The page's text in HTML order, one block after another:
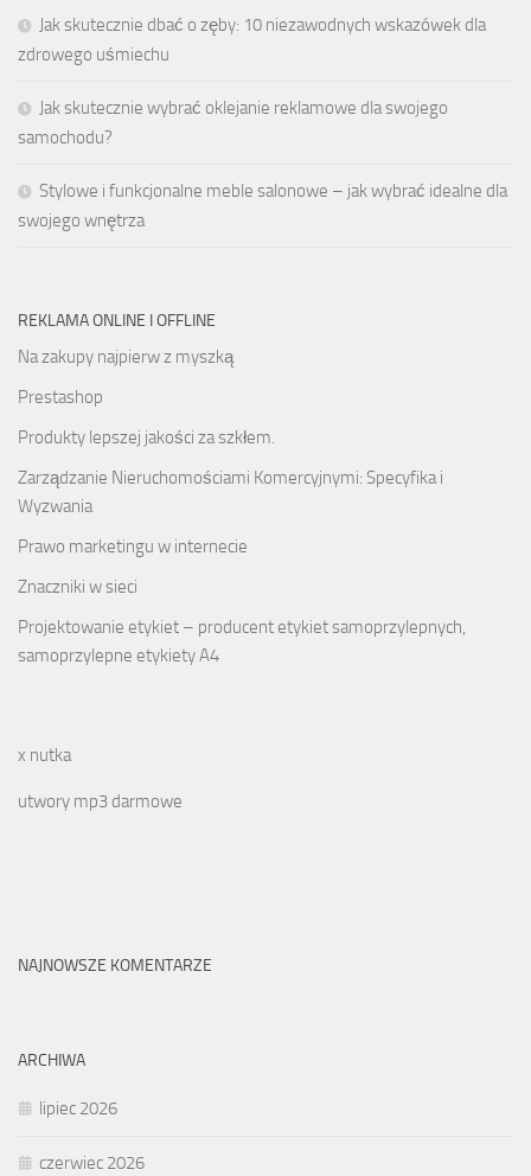
Jak skutecznie dbać o zęby: 10 niezawodnych wskazówek dla
zdrowego uśmiechu
Jak skutecznie wybrać oklejanie reklamowe dla swojego
samochodu?
Stylowe i funkcjonalne meble salonowe – jak wybrać idealne dla
swojego wnętrza
REKLAMA ONLINE I OFFLINE
Na zakupy najpierw z myszką
Prestashop
Produkty lepszej jakości za szkłem.
Zarządzanie Nieruchomościami Komercyjnymi: Specyfika i
Wyzwania
Prawo marketingu w internecie
Znaczniki w sieci
Projektowanie etykiet – producent etykiet samoprzylepnych,
samoprzylepne etykiety A4
x nutka
utwory mp3 darmowe
NAJNOWSZE KOMENTARZE
ARCHIWA
lipiec 2026
czerwiec 2026